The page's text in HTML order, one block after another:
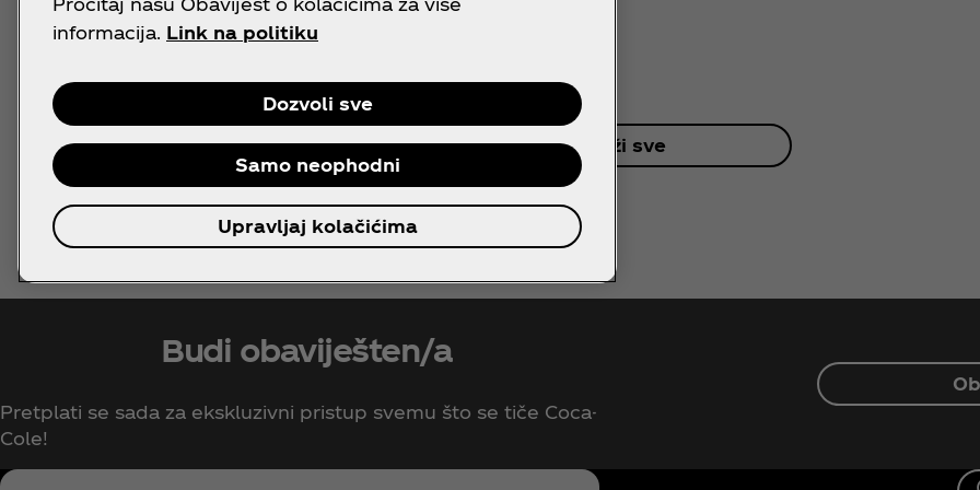
Prikaži sve
Budi obaviješten/a
Pretplati se sada za ekskluzivni pristup svemu što se tiče Coca-
Cole!
informacija. Link na politiku
Dozvoli sve
Samo neophodni
Upravljaj kolačićima